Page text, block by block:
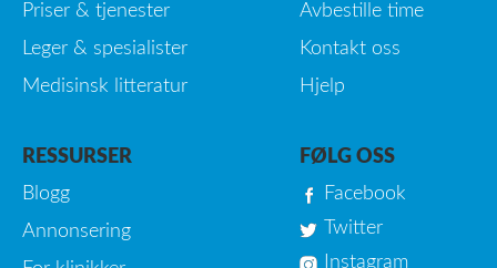
Priser & tjenester
Leger & spesialister
Medisinsk litteratur
Avbestille time
Kontakt oss
Hjelp
RESSURSER
Blogg
Annonsering
FØLG OSS
Facebook
Twitter
Instagram